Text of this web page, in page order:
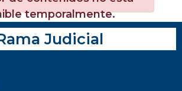
temporalmente.
Judicial